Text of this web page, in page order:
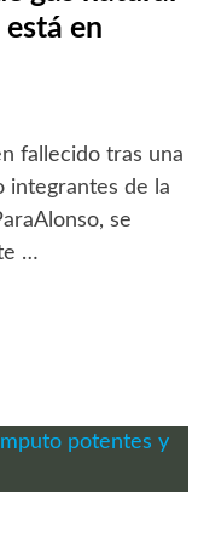
en
fallecido tras una
integrantes de la
se
…